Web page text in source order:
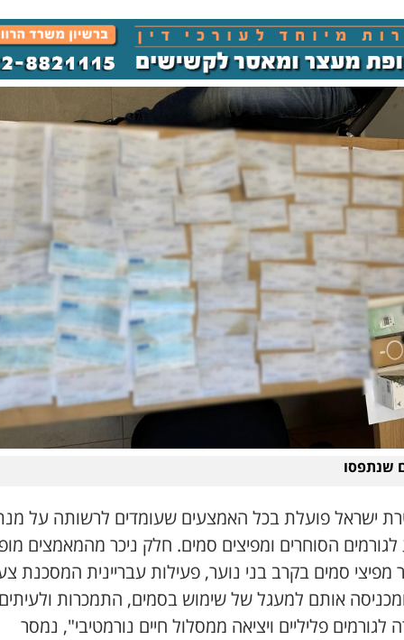
שנתפסו
ישראל פועלת בכל האמצעים שעומדים לרשותה על
לגורמים הסוחרים ומפיצים סמים. חלק ניכר מהמאמצים
מפיצי סמים בקרב בני נוער, פעילות עבריינית המסכנת
אותם למעגל של שימוש בסמים, התמכרות
לגורמים פליליים ויציאה ממסלול חיים נורמטיבי", נמסר